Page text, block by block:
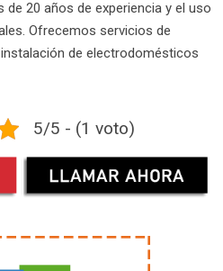
20 años de experiencia y el uso
Ofrecemos servicios de
de electrodomésticos
5/5 - (1 voto)